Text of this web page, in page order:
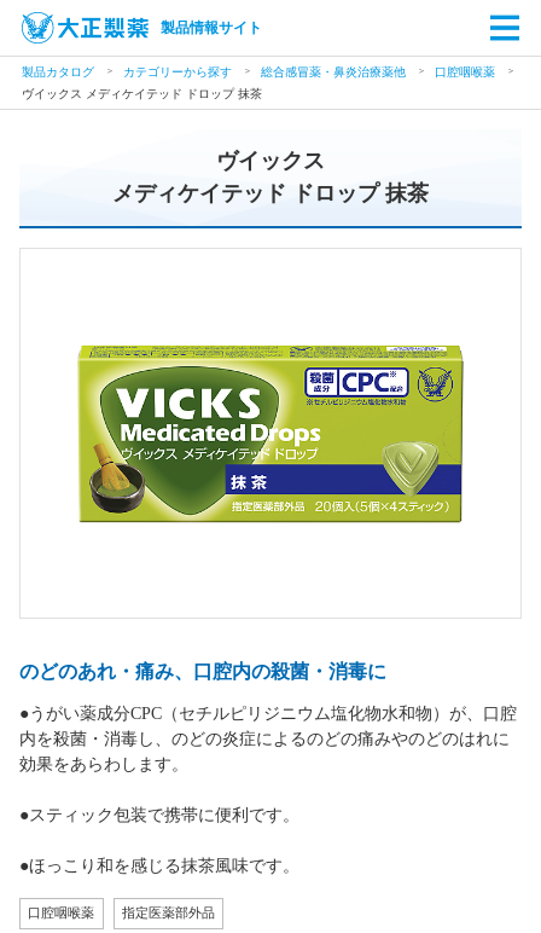
製品情報サイト
製品カタログ カテゴリーから探す 総合感冒薬・鼻炎治療薬他
口腔咽喉薬
ヴイックス メディケイテッド ドロップ 抹茶
ヴイックス
メディケイテッド ドロップ 抹茶
のどのあれ・痛み、口腔内の殺菌・消毒に
●うがい薬成分CPC（セチルピリジニウム塩化物水和物）が、口腔
内を殺菌・消毒し、 のどの炎症によるのどの痛みやのどのはれに
効果をあらわします。
●スティック包装で携帯に便利です。
●ほっこり和を感じる抹茶風味です。
口腔咽喉薬 指定医薬部外品